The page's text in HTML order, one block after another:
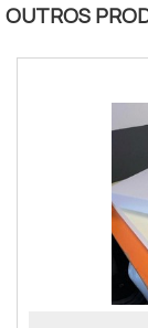
OUTROS